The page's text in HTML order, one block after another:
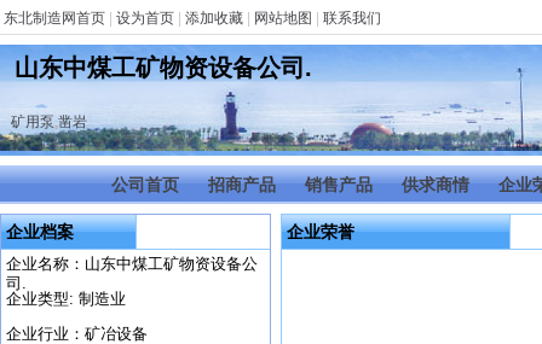
东北制造网首页 设为首页 添加收藏 网站地图 联系我们
山东中煤工矿物资设备公司.
矿用泵,凿岩
公司首页 招商产品 销售产品 供求商情 企业
企业档案
企业名称：山东中煤工矿物资设备公
司.
企业类型: 制造业
企业行业：矿冶设备
企业荣誉